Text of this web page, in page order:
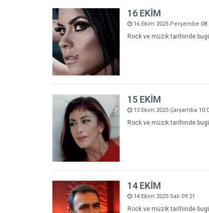
16 EKİM
16 Ekim 2025 Perşembe
Rock ve müzik tarihinde
15 EKİM
15 Ekim 2025 Çarşamba
Rock ve müzik tarihinde
14 EKİM
14 Ekim 2025 Salı 09:21
Rock ve müzik tarihinde